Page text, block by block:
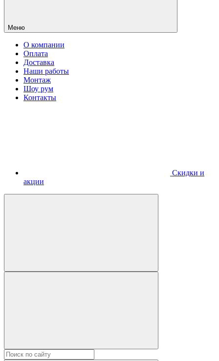
Меню
О компании
Оплата
Доставка
Наши работы
Монтаж
Шоу рум
Контакты
Скидки и
акции